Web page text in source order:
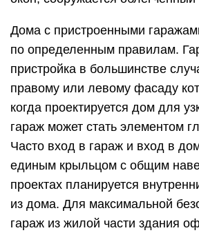
Дома с пристроенными
по определенным правилам.
пристройка в большинстве
правому или левому фасаду
когда проектируется дом для
гараж может стать элементом
Часто вход в гараж и вход в
единым крыльцом с общим
проектах планируется
из дома. Для максимальной
гараж из жилой части здания